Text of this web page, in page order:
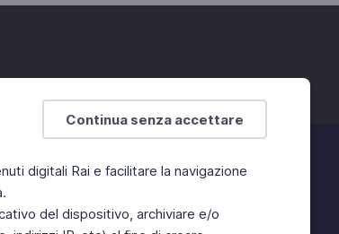
Continua senza accettare
digitali Rai e facilitare la navigazione
del dispositivo, archiviare e/o